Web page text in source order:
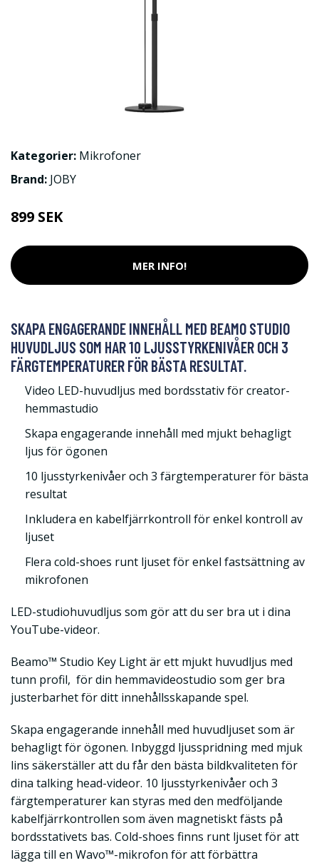
Kategorier: Mikrofoner
Brand: JOBY
899 SEK
MER INFO!
SKAPA ENGAGERANDE INNEHÅLL MED BEAMO STUDIO
HUVUDLJUS SOM HAR 10 LJUSSTYRKENIVÅER OCH 3
FÄRGTEMPERATURER FÖR BÄSTA RESULTAT.
Video LED-huvudljus med bordsstativ för creator-
hemmastudio
Skapa engagerande innehåll med mjukt behagligt
ljus för ögonen
10 ljusstyrkenivåer och 3 färgtemperaturer för bästa
resultat
Inkludera en kabelfjärrkontroll för enkel kontroll av
ljuset
Flera cold-shoes runt ljuset för enkel fastsättning av
mikrofonen
LED-studiohuvudljus som gör att du ser bra ut i dina
YouTube-videor.
Beamo™ Studio Key Light är ett mjukt huvudljus med
tunn profil, för din hemmavideostudio som ger bra
justerbarhet för ditt innehållsskapande spel.
Skapa engagerande innehåll med huvudljuset som är
behagligt för ögonen. Inbyggd ljusspridning med mjuk
lins säkerställer att du får den bästa bildkvaliteten för
dina talking head-videor. 10 ljusstyrkenivåer och 3
färgtemperaturer kan styras med den medföljande
kabelfjärrkontrollen som även magnetiskt fästs på
bordsstativets bas. Cold-shoes finns runt ljuset för att
lägga till en Wavo™-mikrofon för att förbättra